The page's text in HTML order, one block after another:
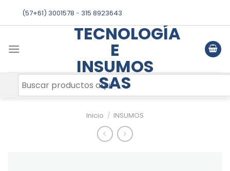
(57+61) 3001578 - 315 8923643
TECNOLOGÍA
E
INSUMOS
SAS
Inicio / INSUMOS